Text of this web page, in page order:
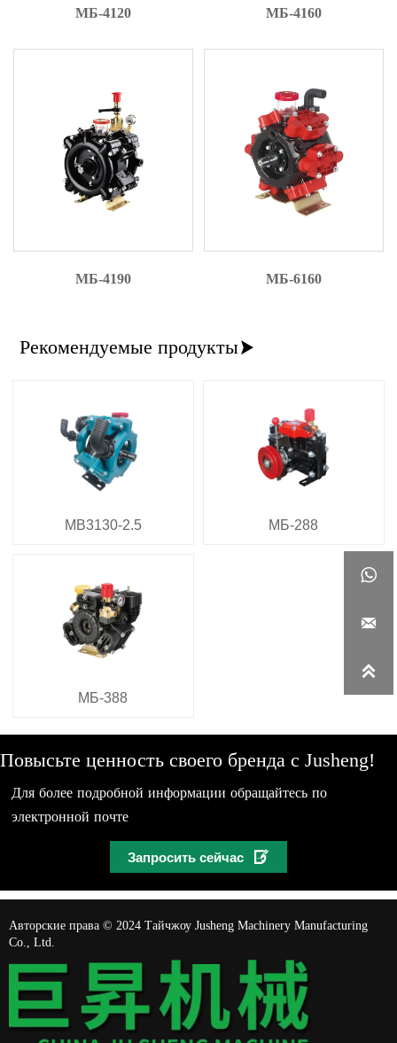
МБ-4120 МБ-4160
МБ-4190 МБ-6160
Рекомендуемые продукты
MB3130-2.5 МБ-288
МБ-388
Повысьте ценность своего бренда с Jusheng!
Для более подробной информации обращайтесь по
электронной почте
Запросить сейчас 
Авторские права © 2024 Тайчжоу Jusheng Machinery Manufacturing
Co., Ltd.


